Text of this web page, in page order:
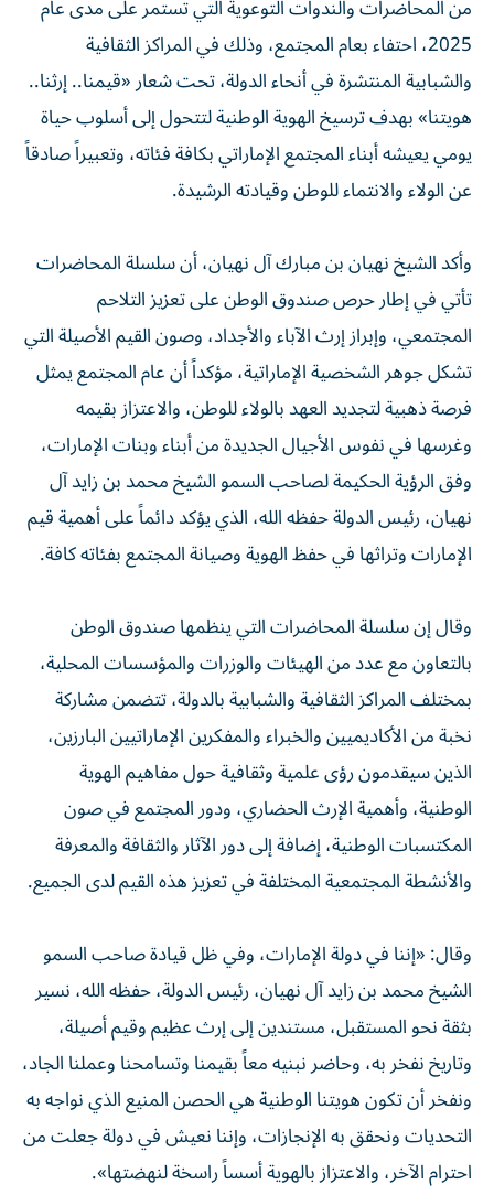
من المحاضرات والندوات التوعوية التي تستمر على مدى عام
2025، احتفاء بعام المجتمع، وذلك في المراكز الثقافية
والشبابية المنتشرة في أنحاء الدولة، تحت شعار «قيمنا.. إرثنا..
هويتنا» بهدف ترسيخ الهوية الوطنية لتتحول إلى أسلوب حياة
يومي يعيشه أبناء المجتمع الإماراتي بكافة فئاته، وتعبيراً صادقاً
عن الولاء والانتماء للوطن وقيادته الرشيدة.
وأكد الشيخ نهيان بن مبارك آل نهيان، أن سلسلة المحاضرات
تأتي في إطار حرص صندوق الوطن على تعزيز التلاحم
المجتمعي، وإبراز إرث الآباء والأجداد، وصون القيم الأصيلة التي
تشكل جوهر الشخصية الإماراتية، مؤكداً أن عام المجتمع يمثل
فرصة ذهبية لتجديد العهد بالولاء للوطن، والاعتزاز بقيمه
وغرسها في نفوس الأجيال الجديدة من أبناء وبنات الإمارات،
وفق الرؤية الحكيمة لصاحب السمو الشيخ محمد بن زايد آل
نهيان، رئيس الدولة حفظه الله، الذي يؤكد دائماً على أهمية قيم
الإمارات وتراثها في حفظ الهوية وصيانة المجتمع بفئاته كافة.
وقال إن سلسلة المحاضرات التي ينظمها صندوق الوطن
بالتعاون مع عدد من الهيئات والوزرات والمؤسسات المحلية،
بمختلف المراكز الثقافية والشبابية بالدولة، تتضمن مشاركة
نخبة من الأكاديميين والخبراء والمفكرين الإماراتيين البارزين،
الذين سيقدمون رؤى علمية وثقافية حول مفاهيم الهوية
الوطنية، وأهمية الإرث الحضاري، ودور المجتمع في صون
المكتسبات الوطنية، إضافة إلى دور الآثار والثقافة والمعرفة
والأنشطة المجتمعية المختلفة في تعزيز هذه القيم لدى الجميع.
وقال: «إننا في دولة الإمارات، وفي ظل قيادة صاحب السمو
الشيخ محمد بن زايد آل نهيان، رئيس الدولة، حفظه الله، نسير
بثقة نحو المستقبل، مستندين إلى إرث عظيم وقيم أصيلة،
وتاريخ نفخر به، وحاضر نبنيه معاً بقيمنا وتسامحنا وعملنا الجاد،
ونفخر أن تكون هويتنا الوطنية هي الحصن المنيع الذي نواجه به
التحديات ونحقق به الإنجازات، وإننا نعيش في دولة جعلت من
احترام الآخر، والاعتزاز بالهوية أسساً راسخة لنهضتها».